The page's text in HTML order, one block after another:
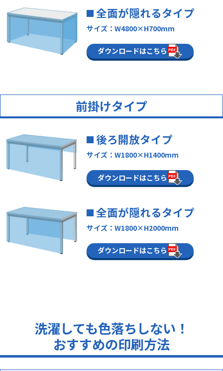
全面が隠れるタイプ
サイズ：W4800×H700mm
ダウンロードはこちら
前掛けタイプ
後ろ開放タイプ
サイズ：W1800×H1400mm
ダウンロードはこちら
全面が隠れるタイプ
サイズ：W1800×H2000mm
ダウンロードはこちら
洗濯しても色落ちしない！
おすすめの印刷方法